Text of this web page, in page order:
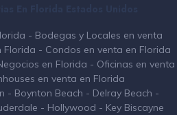
- Bodegas y Locales en venta
Florida - Condos en venta en Florida
en Florida - Oficinas en venta
en venta en Florida
- Boynton Beach - Delray Beach -
- Hollywood - Key Biscayne